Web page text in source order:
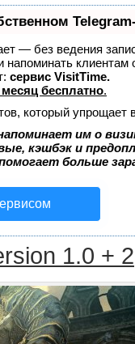
— без ведения
напоминать
сервис VisitTime.
бесплатно.
который упрощает
им о
кэшбэк и
больше
1.0 + 2